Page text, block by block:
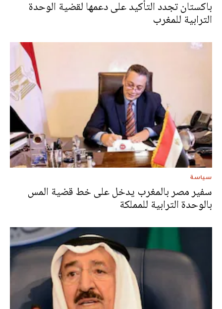
باكستان تجدد التأكيد على دعمها لقضية الوحدة
الترابية للمغرب
سياسة
سفير مصر بالمغرب يدخل على خط قضية المس
بالوحدة الترابية للمملكة